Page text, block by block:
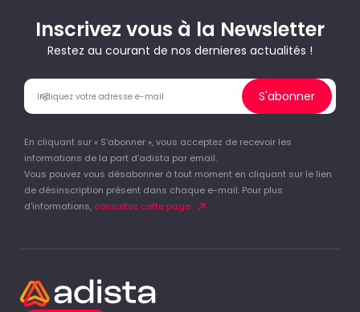
Inscrivez vous à la Newsletter
Restez au courant de nos dernieres actualités !
S'abonner
En cliquant sur « S’abonner », vous acceptez de recevoir les
informations de la part d'adista par email.
Vous pouvez vous désabonner à tout moment en cliquant sur le lien
de désinscription présent dans chaque e-mail. Pour plus
d'informations, consultez cette page.